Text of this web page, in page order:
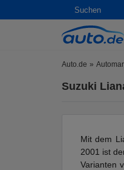
Suchen
Auto.de
Suzuki
Mit dem
2001 ist
Varianten